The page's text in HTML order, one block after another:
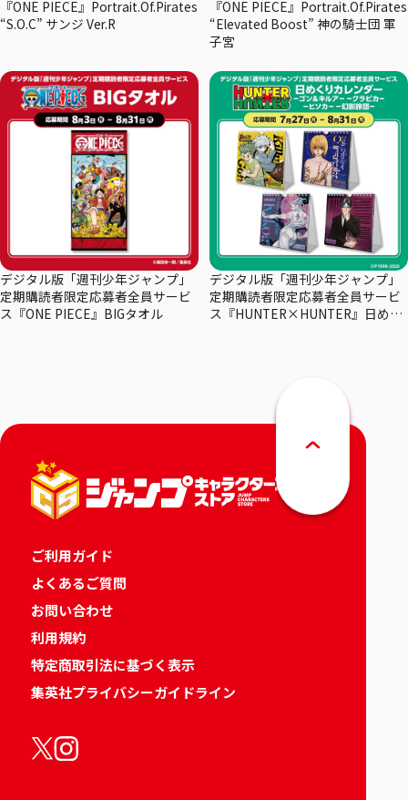
『ONE PIECE』Portrait.Of.Pirates
“S.O.C” サンジ Ver.R
『ONE PIECE』Portrait.Of.Pirates
“Elevated Boost” 神の騎士団 軍
子宮
デジタル版「週刊少年ジャンプ」
定期購読者限定応募者全員サービ
ス『ONE PIECE』BIGタオル
デジタル版「週刊少年ジャンプ」
定期購読者限定応募者全員サービ
ス『HUNTER×HUNTER』日めく
ご利用ガイド
よくあるご質問
お問い合わせ
利用規約
特定商取引法に基づく表示
集英社プライバシーガイドライン